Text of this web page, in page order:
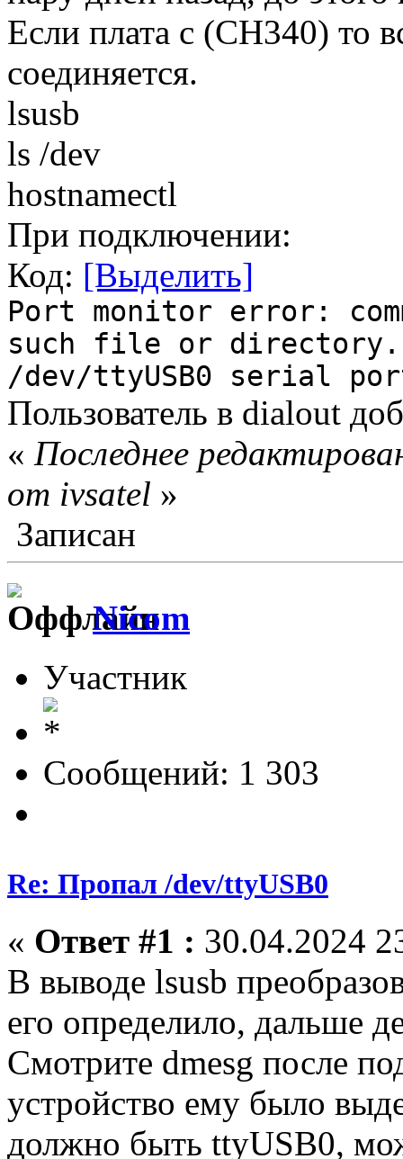
Если плата с (CH340) то
соединяется.
lsusb
ls /dev
hostnamectl
При подключении:
Код: [Выделить]
Port monitor error:
such file or directory.
/dev/ttyUSB0 serial
Пользователь в dialout
« Последнее
от ivsatel »
Записан
Nicom
Участник
Сообщений: 1 303
Re: Пропал /dev/ttyUSB0
« Ответ #1 : 30.04.2024
В выводе lsusb
его определило, дальше
Смотрите dmesg после
устройство ему было
должно быть ttyUSB0,